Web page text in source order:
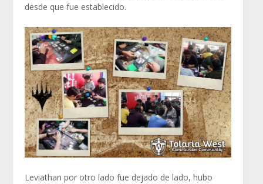
desde que fue establecido.
Leviathan por otro lado fue dejado de lado, hubo